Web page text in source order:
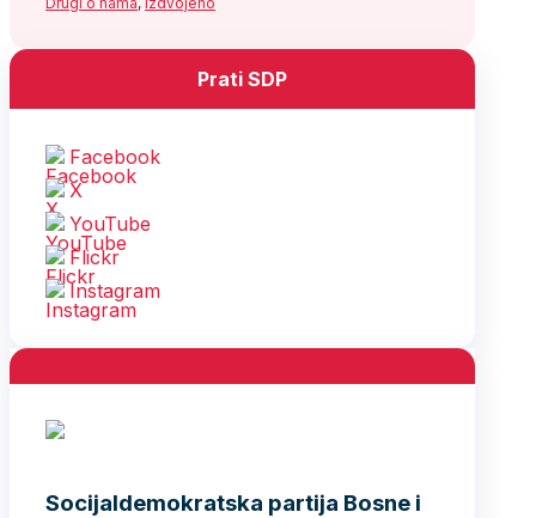
Prati SDP
Facebook
X
YouTube
Flickr
Instagram
Socijaldemokratska partija Bosne i